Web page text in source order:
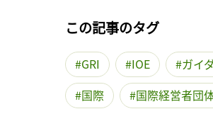
この記事のタグ
GRI IOE ガイ
国際
国際経営者団